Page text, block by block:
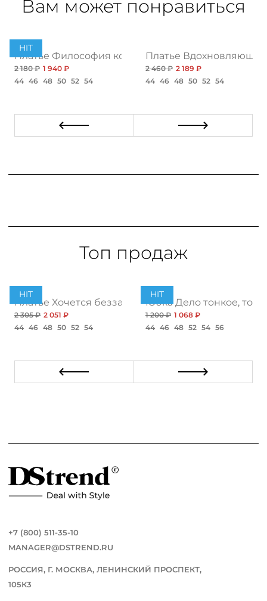
Вам может понравиться
принт
HIT
Платье Философия комфорта, браво
2 180 ₽ 1 940 ₽
44 46 48 50 52 54
Платье
2 460 ₽ 2 189 ₽
44 46 48 50 52 54
Топ продаж
HIT
Платье Хочется беззаботности, топ
2 305 ₽ 2 051 ₽
44 46 48 50 52 54
HIT
Юбка Дело тонкое, топ
1 200 ₽ 1 068 ₽
44 46 48 52 54 56
+7 (800) 511-35-10
MANAGER@DSTREND.RU
РОССИЯ, Г. МОСКВА, ЛЕНИНСКИЙ ПРОСПЕКТ,
105К3